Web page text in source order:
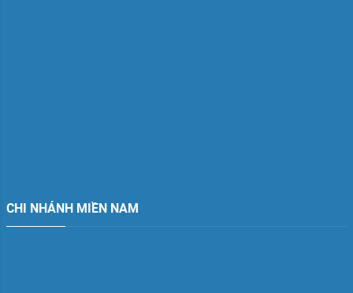
CHI NHÁNH MIỀN NAM